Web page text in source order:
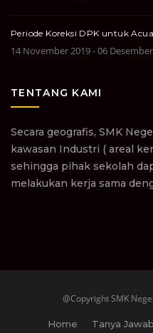
Periode Koreksi DPK untuk
14 November 2019 - 06
TENTANG KAMI
Secara geografis, SMK
kawasan Industri ( areal
sehingga pihak sekolah
melakukan kerja sama
@Copyright SMK
Home Tanya Jawab